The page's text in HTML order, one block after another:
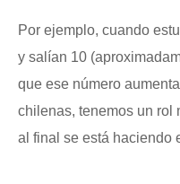
Por ejemplo, cuando
y salían 10
que ese número
chilenas, tenemos un rol
al final se está haciendo